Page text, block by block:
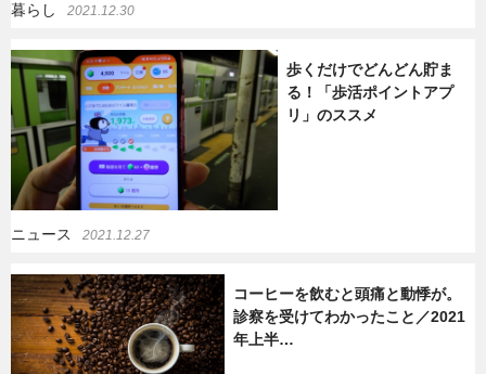
暮らし 2021.12.30
歩くだけでどんどん貯ま
る！「歩活ポイントアプ
リ」のススメ
ニュース 2021.12.27
コーヒーを飲むと頭痛と動悸が。
診察を受けてわかったこと／2021
年上半…